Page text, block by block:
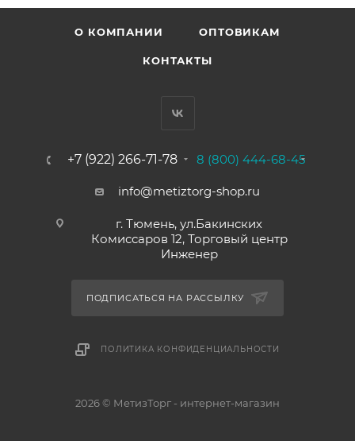
О КОМПАНИИ ОПТОВИКАМ
КОНТАКТЫ
+7 (922) 266-71-78 8 (800) 444-68-45
info@metiztorg-shop.ru
г. Тюмень, ул.Бакинских
Комиссаров 12, Торговый центр
Инженер
ПОДПИСАТЬСЯ НА РАССЫЛКУ
ПОЛИТИКА КОНФИДЕНЦИАЛЬНОСТИ
2026 © МетизТорг - интернет-магазин